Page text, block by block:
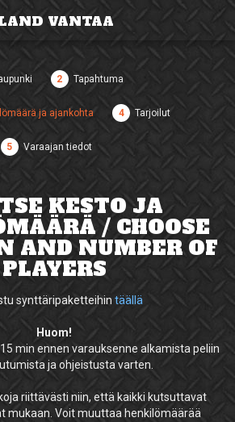
VANTAA
2 Tapahtuma
ja ajankohta 4 Tarjoilut
5 Varaajan tiedot
KESTO JA
/ CHOOSE
AND NUMBER OF
PLAYERS
synttäripaketteihin täällä
Huom!
min ennen varauksenne alkamista peliin
ja ohjeistusta varten.
riittävästi niin, että kaikki kutsuttavat
mukaan. Voit muuttaa henkilömäärää